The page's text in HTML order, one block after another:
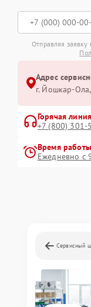
Отправляя заявку
Адрес
г. Йошкар-
Горячая линия
+7 (800) 301-
Время работы
Ежедневно с
Сервисный